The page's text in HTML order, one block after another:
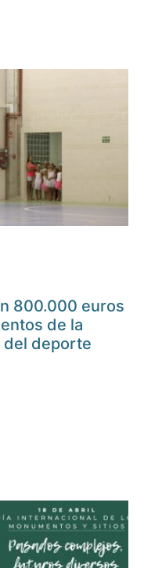
800.000 euros
de la
del deporte